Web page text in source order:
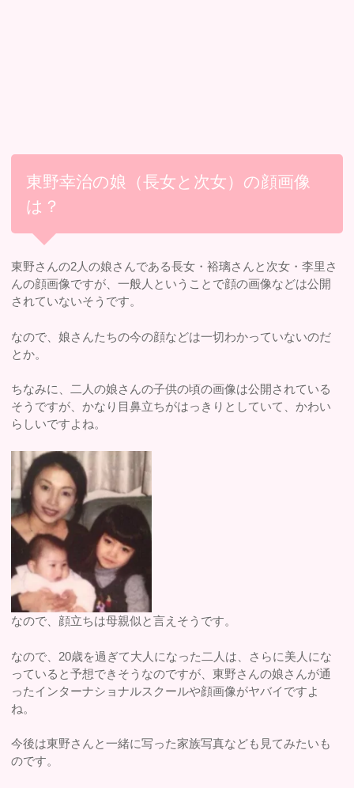
東野幸治の娘（長女と次女）の顔画像
は？
東野さんの2人の娘さんである長女・裕璃さんと次女・李里さ
んの顔画像ですが、一般人ということで顔の画像などは公開
されていないそうです。
なので、娘さんたちの今の顔などは一切わかっていないのだ
とか。
ちなみに、二人の娘さんの子供の頃の画像は公開されている
そうですが、かなり目鼻立ちがはっきりとしていて、かわい
らしいですよね。
なので、顔立ちは母親似と言えそうです。
なので、20歳を過ぎて大人になった二人は、さらに美人にな
っていると予想できそうなのですが、東野さんの娘さんが通
ったインターナショナルスクールや顔画像がヤバイですよ
ね。
今後は東野さんと一緒に写った家族写真なども見てみたいも
のです。